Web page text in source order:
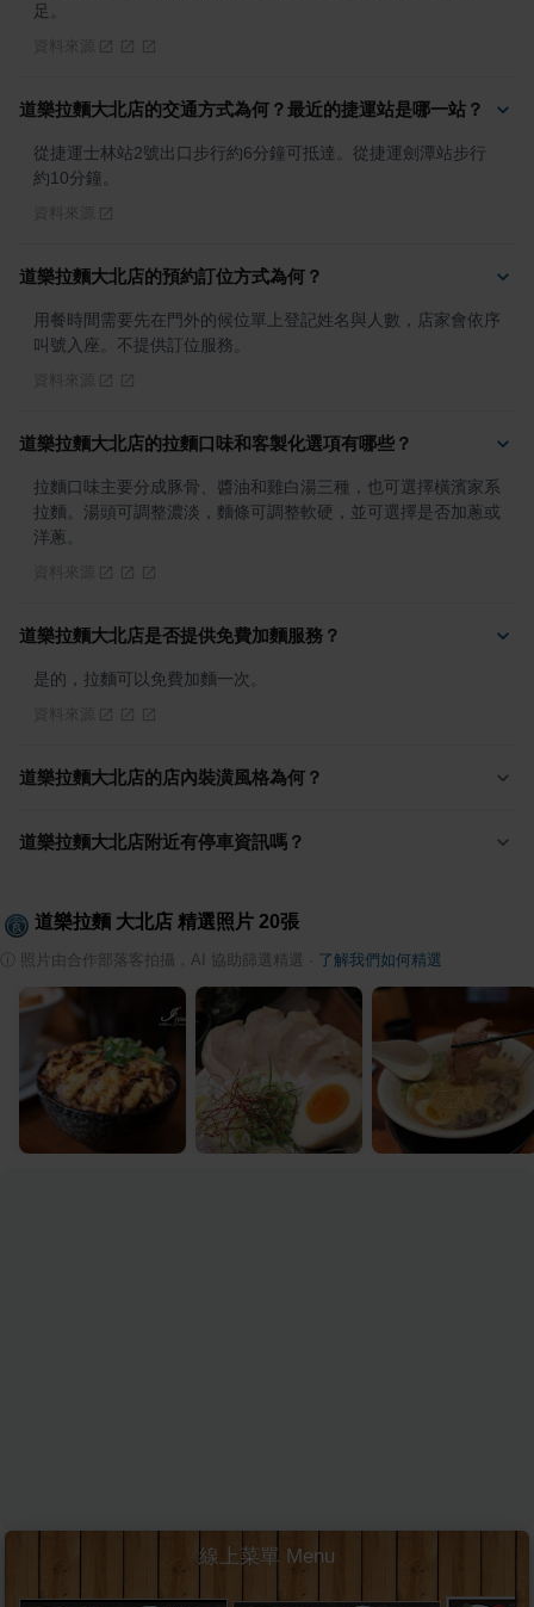
足。
道樂拉麵大北店的交通方式為何？最近的捷運站是哪一站？
從捷運士林站2號出口步行約6分鐘可抵達。從捷運劍潭站步行
約10分鐘。
道樂拉麵大北店的預約訂位方式為何？
用餐時間需要先在門外的候位單上登記姓名與人數，店家會依序
叫號入座。不提供訂位服務。
道樂拉麵大北店的拉麵口味和客製化選項有哪些？
拉麵口味主要分成豚骨、醬油和雞白湯三種，也可選擇橫濱家系
拉麵。湯頭可調整濃淡，麵條可調整軟硬，並可選擇是否加蔥或
洋蔥。
道樂拉麵大北店是否提供免費加麵服務？
是的，拉麵可以免費加麵一次。
道樂拉麵大北店的店內裝潢風格為何？
道樂拉麵大北店附近有停車資訊嗎？
道樂拉麵 大北店 精選照片 20張
照片由合作部落客拍攝，AI 協助篩選精選 了解我們如何精選
線上菜單 Menu